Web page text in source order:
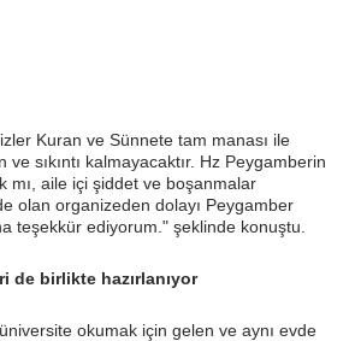
Kuran ve Sünnete tam manası ile
ve sıkıntı kalmayacaktır. Hz Peygamberin
mı, aile içi şiddet ve boşanmalar
olan organizeden dolayı Peygamber
teşekkür ediyorum." şeklinde konuştu.
de birlikte hazırlanıyor
okumak için gelen ve aynı evde